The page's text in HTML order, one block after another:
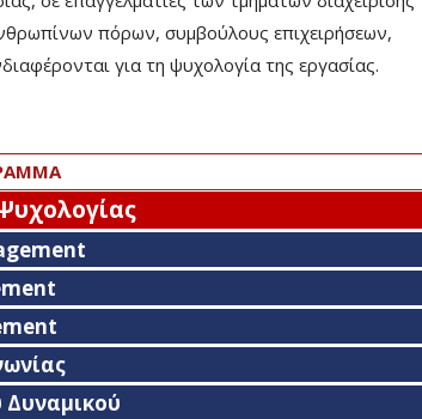
πόρων, συμβούλους επιχειρήσεων,
για τη ψυχολογία της εργασίας.
Δυναμικού